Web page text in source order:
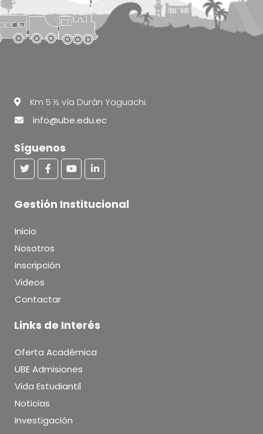
Km 5 ½ vía Durán Yaguachi.
info@ube.edu.ec
Síguenos
Gestión Institucional
Inicio
Nosotros
Inscripción
Videos
Contactar
Links de Interés
Oferta Académica
UBE Admisiones
Vida Estudiantil
Noticias
Investigación